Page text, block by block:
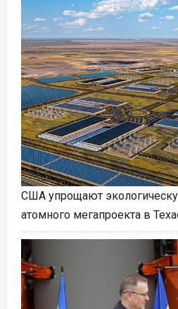
США упрощают
атомного мегапроекта в